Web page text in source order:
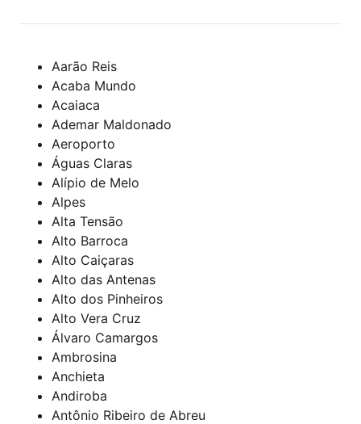
Aarão Reis
Acaba Mundo
Acaiaca
Ademar Maldonado
Aeroporto
Águas Claras
Alípio de Melo
Alpes
Alta Tensão
Alto Barroca
Alto Caiçaras
Alto das Antenas
Alto dos Pinheiros
Alto Vera Cruz
Álvaro Camargos
Ambrosina
Anchieta
Andiroba
Antônio Ribeiro de Abreu